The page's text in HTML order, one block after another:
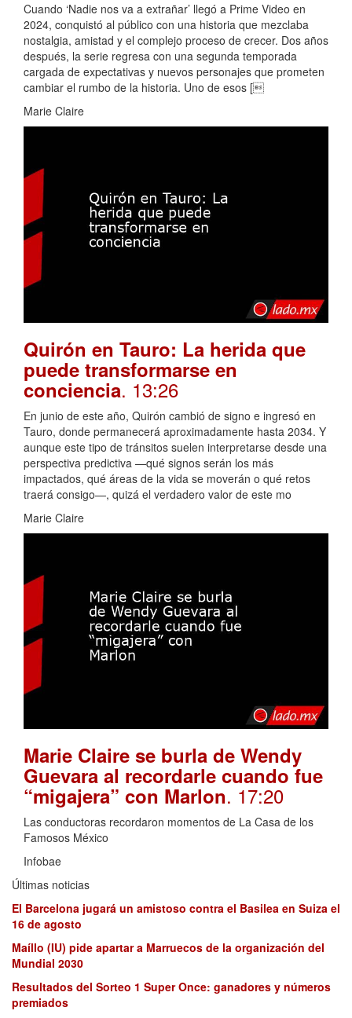
Cuando ‘Nadie nos va a extrañar’ llegó a Prime Video en
2024, conquistó al público con una historia que mezclaba
nostalgia, amistad y el complejo proceso de crecer. Dos años
después, la serie regresa con una segunda temporada
cargada de expectativas y nuevos personajes que prometen
cambiar el rumbo de la historia. Uno de esos [
Marie Claire
Quirón en Tauro: La herida que
puede transformarse en
conciencia. 13:26
En junio de este año, Quirón cambió de signo e ingresó en
Tauro, donde permanecerá aproximadamente hasta 2034. Y
aunque este tipo de tránsitos suelen interpretarse desde una
perspectiva predictiva —qué signos serán los más
impactados, qué áreas de la vida se moverán o qué retos
traerá consigo—, quizá el verdadero valor de este mo
Marie Claire
Marie Claire se burla de Wendy
Guevara al recordarle cuando fue
“migajera” con Marlon. 17:20
Las conductoras recordaron momentos de La Casa de los
Famosos México
Infobae
Últimas noticias
El Barcelona jugará un amistoso contra el Basilea en Suiza el
16 de agosto
Maíllo (IU) pide apartar a Marruecos de la organización del
Mundial 2030
Resultados del Sorteo 1 Super Once: ganadores y números
premiados